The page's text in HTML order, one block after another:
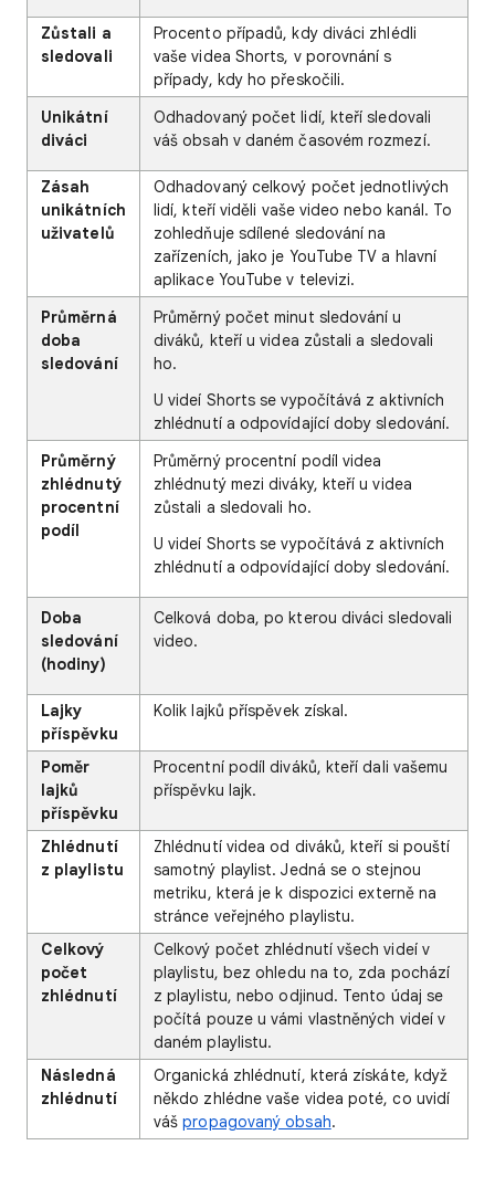
Zůstali a
sledovali
Procento případů, kdy diváci zhlédli
vaše videa Shorts, v porovnání s
případy, kdy ho přeskočili.
Unikátní
diváci
Odhadovaný počet lidí, kteří sledovali
váš obsah v daném časovém rozmezí.
Zásah
unikátních
uživatelů
Odhadovaný celkový počet jednotlivých
lidí, kteří viděli vaše video nebo kanál. To
zohledňuje sdílené sledování na
zařízeních, jako je YouTube TV a hlavní
aplikace YouTube v televizi.
Průměrná
doba
sledování
Průměrný počet minut sledování u
diváků, kteří u videa zůstali a sledovali
ho.
U videí Shorts se vypočítává z aktivních
zhlédnutí a odpovídající doby sledování.
Průměrný
zhlédnutý
procentní
podíl
Průměrný procentní podíl videa
zhlédnutý mezi diváky, kteří u videa
zůstali a sledovali ho.
U videí Shorts se vypočítává z aktivních
zhlédnutí a odpovídající doby sledování.
Doba
sledování
(hodiny)
Celková doba, po kterou diváci sledovali
video.
Lajky
příspěvku
Kolik lajků příspěvek získal.
Poměr
lajků
příspěvku
Procentní podíl diváků, kteří dali vašemu
příspěvku lajk.
Zhlédnutí
z playlistu
Zhlédnutí videa od diváků, kteří si pouští
samotný playlist. Jedná se o stejnou
metriku, která je k dispozici externě na
stránce veřejného playlistu.
Celkový
počet
zhlédnutí
Celkový počet zhlédnutí všech videí v
playlistu, bez ohledu na to, zda pochází
z playlistu, nebo odjinud. Tento údaj se
počítá pouze u vámi vlastněných videí v
daném playlistu.
Následná
zhlédnutí
Organická zhlédnutí, která získáte, když
někdo zhlédne vaše videa poté, co uvidí
vášpropagovaný obsah.